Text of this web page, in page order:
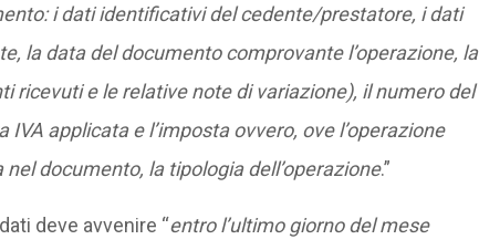
i dati identificativi del cedente/prestatore, i dati
la data del documento comprovante l’operazione, la
ricevuti e le relative note di variazione), il numero del
applicata e l’imposta ovvero, ove l’operazione
documento, la tipologia dell’operazione.”
deve avvenire “entro l’ultimo giorno del mese